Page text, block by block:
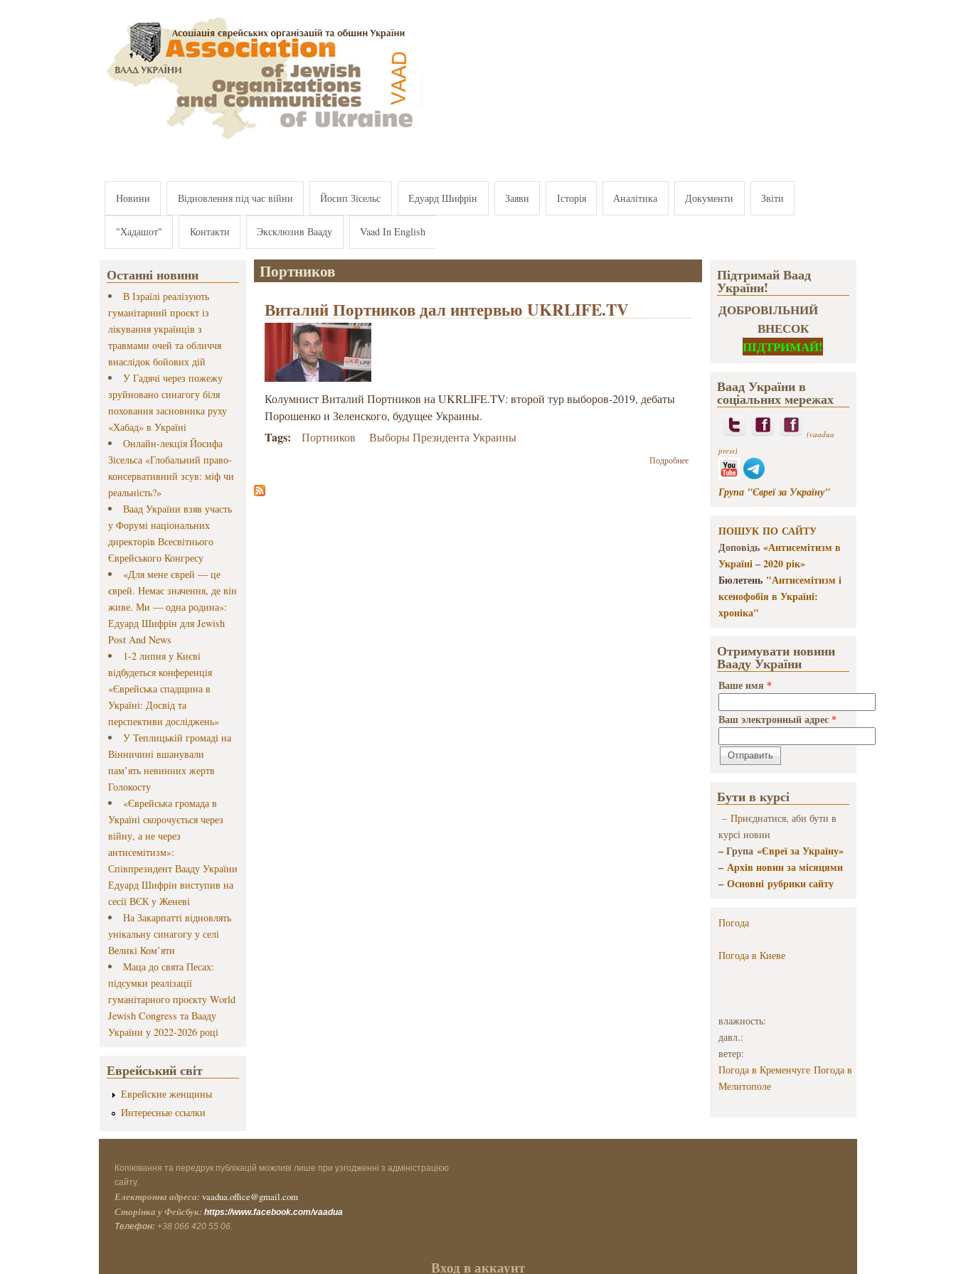
Новини Відновлення під час війни Йосип Зісельс Едуард Шифрін Заяви Історія Аналітика Документи Звіти
"Хадашот" Контакти Эксклюзив Вааду Vaad In English
Останні новини
В Ізраїлі реалізують
гуманітарний проєкт із
лікування українців з
травмами очей та обличчя
внаслідок бойових дій
У Гадячі через пожежу
зруйновано синагогу біля
поховання засновника руху
«Хабад» в Україні
Онлайн-лекція Йосифа
Зісельса «Глобальний право-
консервативний зсув: міф чи
реальність?»
Ваад України взяв участь
у Форумі національних
директорів Всесвітнього
Єврейського Конгресу
«Для мене єврей — це
єврей. Немає значення, де він
живе. Ми — одна родина»:
Едуард Шифрін для Jewish
Post And News
1-2 липня у Києві
відбудеться конференція
«Єврейська спадщина в
Україні: Досвід та
перспективи досліджень»
У Теплицькій громаді на
Вінничині вшанували
пам’ять невинних жертв
Голокосту
«Єврейська громада в
Україні скорочується через
війну, а не через
антисемітизм»:
Співпрезидент Вааду України
Едуард Шифрін виступив на
сесії ВЄК у Женеві
На Закарпатті відновлять
унікальну синагогу у селі
Великі Ком’яти
Маца до свята Песах:
підсумки реалізації
гуманітарного проєкту World
Jewish Congress та Вааду
України у 2022-2026 році
Еврейський світ
Еврейские женщины
Интересные ссылки
Портников
Виталий Портников дал интервью UKRLIFE.TV
Колумнист Виталий Портников на UKRLIFE.TV: второй тур выборов-2019, дебаты
Порошенко и Зеленского, будущее Украины.
Tags: Портников Выборы Президента Украины
Подробнеео Виталий
Портников
UKRLIFE.TV
Підтримай Ваад
України!
ДОБРОВІЛЬНИЙ
ВНЕСОК
ПІДТРИМАЙ!
Ваад України в
соціальних мережах
(vaadua
press)
Група "Євреї за Україну"
ПОШУК ПО САЙТУ
Доповідь «Антисемітизм в
Україні – 2020 рік»
Бюлетень "Антисемітизм і
ксенофобія в Україні:
хроніка"
Отримувати новини
Вааду України
Ваше имя *
Ваш электронный адрес *
Бути в курсі
– Приєднатися, аби бути в
курсі новин
– Група «Євреї за Україну»
–Архів новин за місяцями
–Основні рубрики сайту
Погода
Погода в Киеве
влажность:
давл.:
ветер:
Погода в Кременчуге Погода в
Мелитополе
Копіювання та передрук публікацій можливі лише при узгодженні з адміністрацією
сайту.
Електронна адреса: vaadua.office@gmail.com
Сторінка у Фейсбук: https://www.facebook.com/vaadua
Телефон: +38 066 420 55 06.
Вход в аккаунт